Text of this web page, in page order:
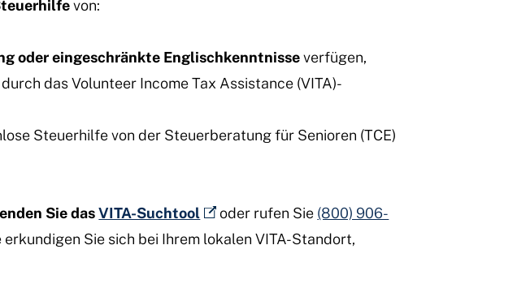
von:
oder eingeschränkte Englischkenntnisseverfügen,
das Volunteer Income Tax Assistance (VITA)-
Steuerhilfe von der Steuerberatung für Senioren (TCE)
Sie dasVITA-Suchtool oder rufen Sie (800) 906-
Sie sich bei Ihrem lokalen VITA-Standort,